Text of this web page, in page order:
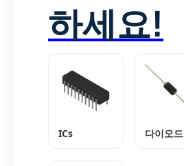
하세요!
ICs 다이오드